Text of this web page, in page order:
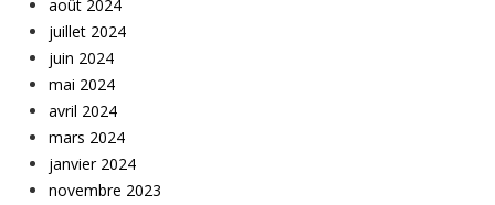
août 2024
juillet 2024
juin 2024
mai 2024
avril 2024
mars 2024
janvier 2024
novembre 2023